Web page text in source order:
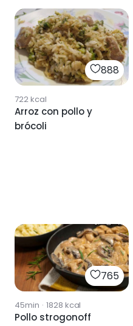
888
722kcal
Arroz con pollo y
brócoli
765
45min · 1828 kcal
Pollo strogonoff